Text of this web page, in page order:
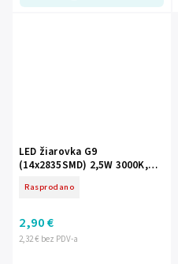
LED žiarovka G9
(14x2835SMD) 2,5W 3000K,
Rasprodano
2,32 € bez PDV-a
2,90 €